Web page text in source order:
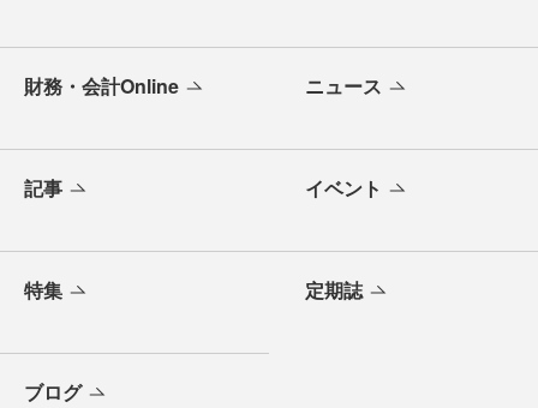
財務・会計Online ニュース
記事 イベント
特集 定期誌
ブログ